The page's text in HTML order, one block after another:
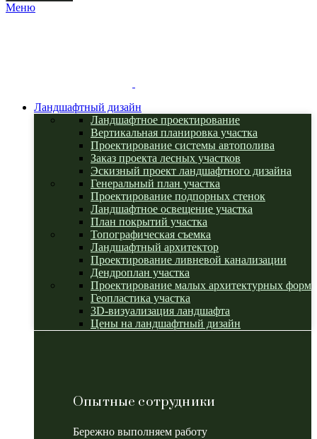
Меню
Ландшафтный дизайн
Ландшафтное проектирование
Вертикальная планировка участка
Проектирование системы автополива
Заказ проекта лесных участков
Эскизный проект ландшафтного дизайна
Генеральный план участка
Проектирование подпорных стенок
Ландшафтное освещение участка
План покрытий участка
Топографическая съемка
Ландшафтный архитектор
Проектирование ливневой канализации
Дендроплан участка
Проектирование малых архитектурных форм
Геопластика участка
3D-визуализация ландшафта
Цены на ландшафтный дизайн
Опытные сотрудники
Бережно выполняем работу